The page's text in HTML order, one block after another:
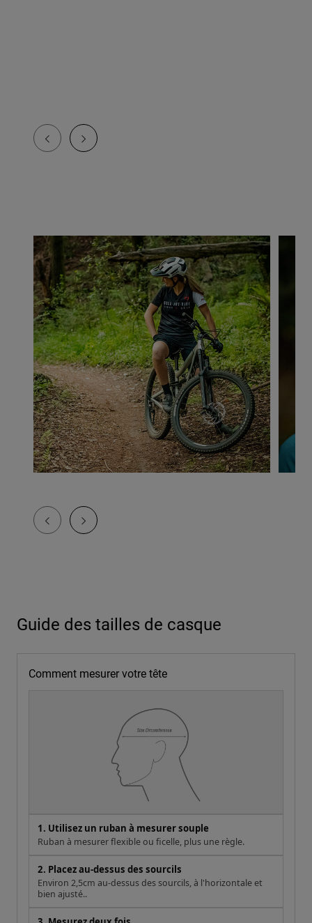
Guide des tailles de casque
Comment mesurer votre tête
1. Utilisez un ruban à mesurer souple
Ruban à mesurer flexible ou ficelle, plus une règle.
2. Placez au-dessus des sourcils
Environ 2,5cm au-dessus des sourcils, à l'horizontale et
bien ajusté..